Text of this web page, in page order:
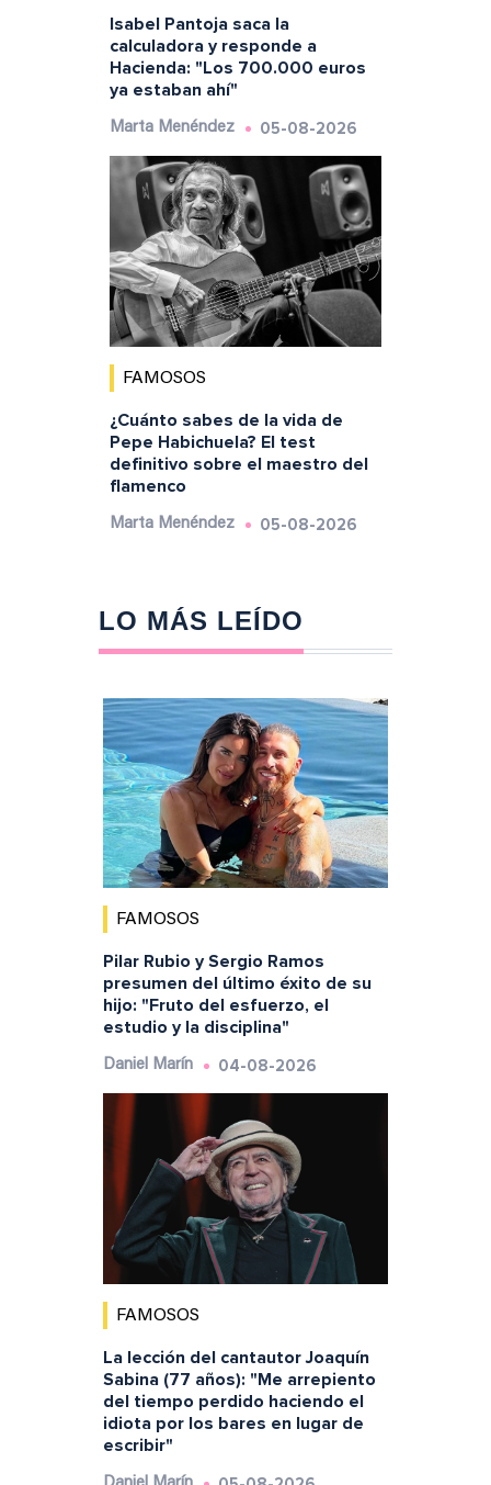
Isabel Pantoja saca la
calculadora y responde a
Hacienda: "Los 700.000 euros
ya estaban ahí"
Marta Menéndez 05-08-2026
FAMOSOS
¿Cuánto sabes de la vida de
Pepe Habichuela? El test
definitivo sobre el maestro del
flamenco
Marta Menéndez 05-08-2026
LO MÁS LEÍDO
FAMOSOS
Pilar Rubio y Sergio Ramos
presumen del último éxito de su
hijo: "Fruto del esfuerzo, el
estudio y la disciplina"
Daniel Marín 04-08-2026
FAMOSOS
La lección del cantautor Joaquín
Sabina (77 años): "Me arrepiento
del tiempo perdido haciendo el
idiota por los bares en lugar de
escribir"